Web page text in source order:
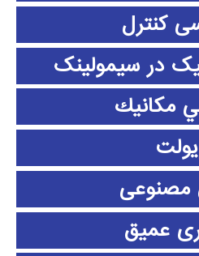
کنترل
در سیمولینک
مكانيك
عمیق